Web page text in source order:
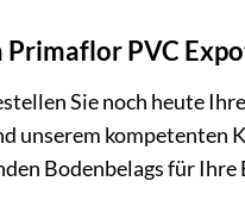
PVC
Sie noch heute
unserem kompetenten
Bodenbelags für Ihre